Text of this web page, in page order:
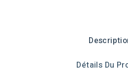
Détails Du